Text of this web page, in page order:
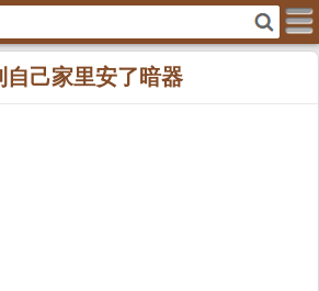
自己家里安了暗器